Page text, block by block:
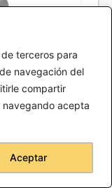
terceros para
navegación del
compartir
navegando acepta
Aceptar